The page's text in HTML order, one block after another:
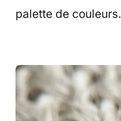
palette de couleurs.